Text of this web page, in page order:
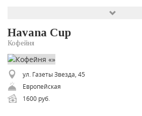
Havana Cup
Кофейня
ул. Газеты Звезда, 45
Европейская
1600 руб.